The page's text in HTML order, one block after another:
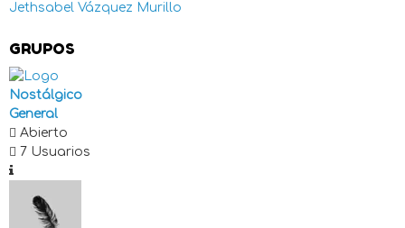
Jethsabel Vázquez Murillo
GRUPOS
Nostálgico
General
Abierto
7 Usuarios